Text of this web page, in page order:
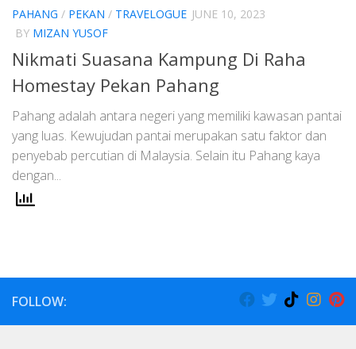
PAHANG / PEKAN / TRAVELOGUE JUNE 10, 2023
BY MIZAN YUSOF
Nikmati Suasana Kampung Di Raha
Homestay Pekan Pahang
Pahang adalah antara negeri yang memiliki kawasan pantai
yang luas. Kewujudan pantai merupakan satu faktor dan
penyebab percutian di Malaysia. Selain itu Pahang kaya
dengan...
FOLLOW: